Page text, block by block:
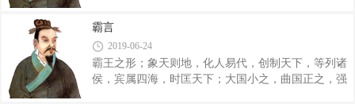
曰：“彼为其君动也，君若宥而反之，其为君亦犹是
也。”公曰：“然则为之奈何？”鲍叔曰：“君�
焉，非唯有羽翼之故，是以能通其意于天下乎？”管
仲、隰朋不对。桓公曰：“二子何故不对？”管子对
曰：“君有霸王之心，而夷吾非霸王之臣也，是以不
敢对。”桓公曰：“仲父胡为然？盍不当言，寡人其有
乡乎？？寡人之有仲父也，犹飞鸿之有羽翼也，若济
霸言
2019-06-24
霸王之形；象天则地，化人易代，创制天下，等列诸
侯，宾属四海，时匡天下；大国小之，曲国正之，强